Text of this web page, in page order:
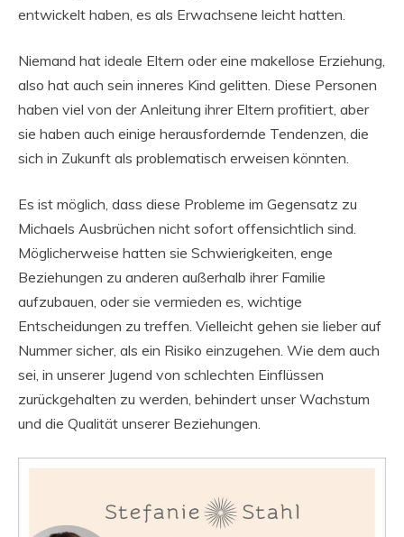
entwickelt haben, es als Erwachsene leicht hatten.
Niemand hat ideale Eltern oder eine makellose Erziehung,
also hat auch sein inneres Kind gelitten. Diese Personen
haben viel von der Anleitung ihrer Eltern profitiert, aber
sie haben auch einige herausfordernde Tendenzen, die
sich in Zukunft als problematisch erweisen könnten.
Es ist möglich, dass diese Probleme im Gegensatz zu
Michaels Ausbrüchen nicht sofort offensichtlich sind.
Möglicherweise hatten sie Schwierigkeiten, enge
Beziehungen zu anderen außerhalb ihrer Familie
aufzubauen, oder sie vermieden es, wichtige
Entscheidungen zu treffen. Vielleicht gehen sie lieber auf
Nummer sicher, als ein Risiko einzugehen. Wie dem auch
sei, in unserer Jugend von schlechten Einflüssen
zurückgehalten zu werden, behindert unser Wachstum
und die Qualität unserer Beziehungen.